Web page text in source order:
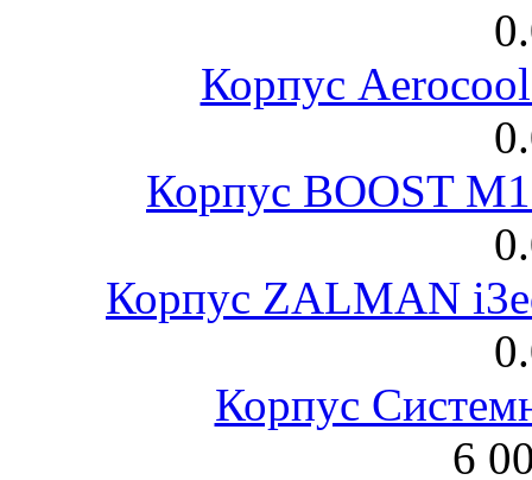
Корпус
Корпус BOOST
Корпус ZALMAN
Корпус
6